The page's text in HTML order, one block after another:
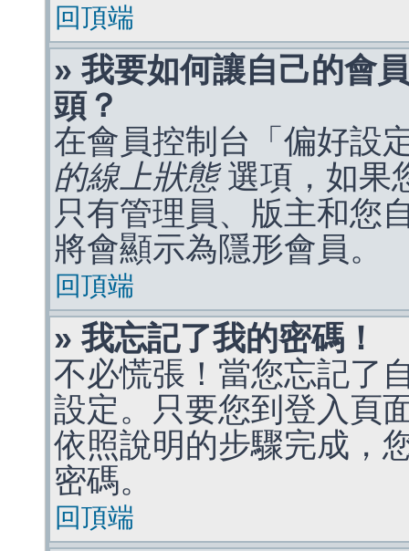
回頂端
» 我要如何讓自己的會
頭？
在會員控制台「偏好設
的線上狀態選項，如果
只有管理員、版主和您
將會顯示為隱形會員。
回頂端
» 我忘記了我的密碼！
不必慌張！當您忘記了
設定。只要您到登入頁
依照說明的步驟完成，
密碼。
回頂端